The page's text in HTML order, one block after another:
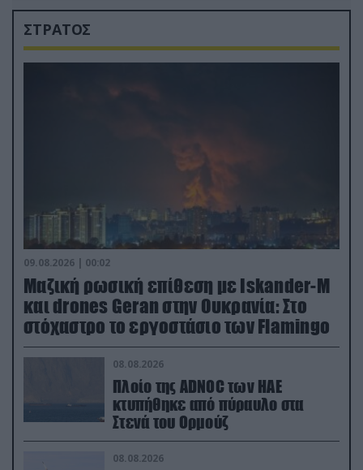
ΣΤΡΑΤΟΣ
09.08.2026 | 00:02
Μαζική ρωσική επίθεση με Iskander-M
και drones Geran στην Ουκρανία: Στο
στόχαστρο το εργοστάσιο των Flamingo
08.08.2026
Πλοίο της ADNOC των ΗΑΕ
κτυπήθηκε από πύραυλο στα
Στενά του Ορμούζ
08.08.2026